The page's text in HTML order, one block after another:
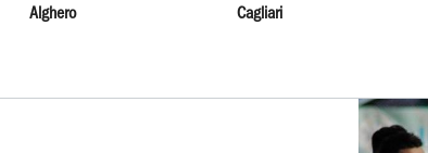
Alghero Cagliari